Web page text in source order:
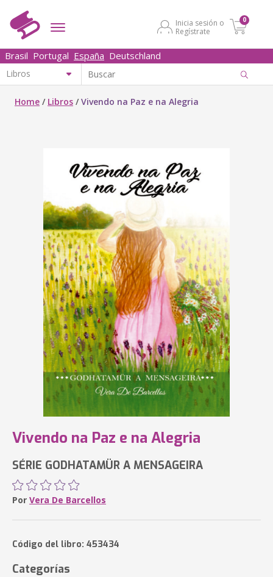
Inicia sesión o
Regístrate
0
Brasil Portugal España Deutschland
Home / Libros /Vivendo na Paz e na Alegria
Vivendo na Paz e na Alegria
SÉRIE GODHATAMÜR A MENSAGEIRA
Por Vera De Barcellos
Código del libro: 453434
Categorías